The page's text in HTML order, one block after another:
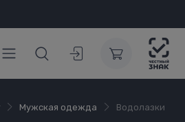
Мужская одежда Водолазки